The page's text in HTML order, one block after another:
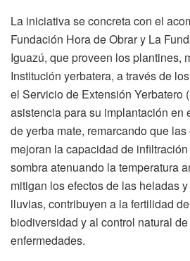
La iniciativa se concreta con el
Fundación Hora de Obrar y La
Iguazú, que proveen los plantines,
Institución yerbatera, a través de
el Servicio de Extensión Yerbatero
asistencia para su implantación en
de yerba mate, remarcando que
mejoran la capacidad de
sombra atenuando la temperatura
mitigan los efectos de las heladas
lluvias, contribuyen a la fertilidad
biodiversidad y al control natural
enfermedades.